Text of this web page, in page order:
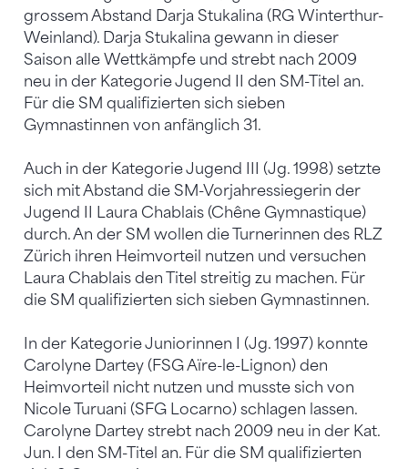
grossem Abstand Darja Stukalina (RG Winterthur-
Weinland). Darja Stukalina gewann in dieser
Saison alle Wettkämpfe und strebt nach 2009
neu in der Kategorie Jugend II den SM-Titel an.
Für die SM qualifizierten sich sieben
Gymnastinnen von anfänglich 31.
Auch in der Kategorie Jugend III (Jg. 1998) setzte
sich mit Abstand die SM-Vorjahressiegerin der
Jugend II Laura Chablais (Chêne Gymnastique)
durch. An der SM wollen die Turnerinnen des RLZ
Zürich ihren Heimvorteil nutzen und versuchen
Laura Chablais den Titel streitig zu machen. Für
die SM qualifizierten sich sieben Gymnastinnen.
In der Kategorie Juniorinnen I (Jg. 1997) konnte
Carolyne Dartey (FSG Aïre-le-Lignon) den
Heimvorteil nicht nutzen und musste sich von
Nicole Turuani (SFG Locarno) schlagen lassen.
Carolyne Dartey strebt nach 2009 neu in der Kat.
Jun. I den SM-Titel an. Für die SM qualifizierten